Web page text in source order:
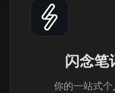
闪念
你的一站式个